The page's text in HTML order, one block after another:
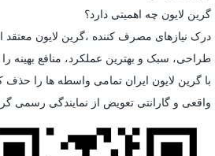
گرین لایون چه اهمیتی دارد؟
درک نیازهای مصرف کننده ،گرین لایون
طراحی، سبک و بهترین عملکرد، منافع بهینه
با گرین لایون ایران تمامی واسطه ها را
واقعی و گارانتی تعویض از نمایندگی رسمی